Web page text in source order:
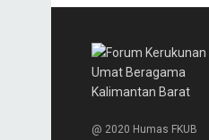
@ 2020 Humas FKUB